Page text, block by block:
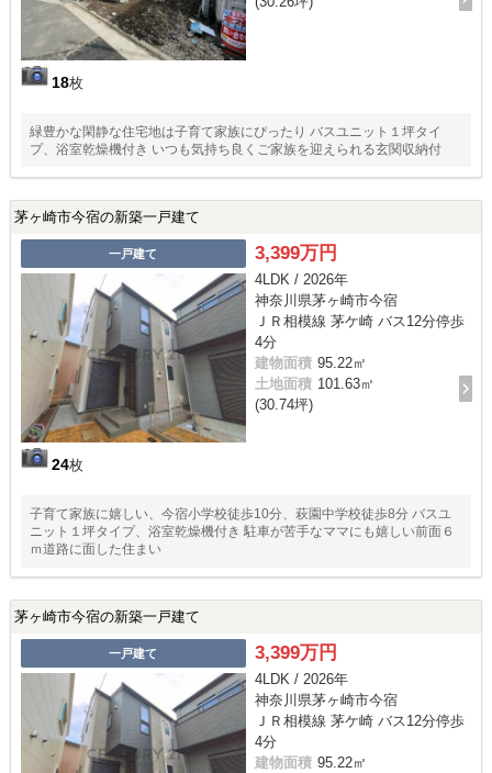
18枚
緑豊かな閑静な住宅地は子育て家族にぴったり バスユニット１坪タイ
プ、浴室乾燥機付き いつも気持ち良くご家族を迎えられる玄関収納付
茅ヶ崎市今宿の新築一戸建て
一戸建て
24枚
3,399万円
4LDK / 2026年
神奈川県茅ヶ崎市今宿
ＪＲ相模線 茅ケ崎 バス12分停歩
4分
建物面積 95.22㎡
土地面積 101.63㎡
(30.74坪)
子育て家族に嬉しい、今宿小学校徒歩10分、萩園中学校徒歩8分 バスユ
ニット１坪タイプ、浴室乾燥機付き 駐車が苦手なママにも嬉しい前面６
ｍ道路に面した住まい
茅ヶ崎市今宿の新築一戸建て
一戸建て 3,399万円
4LDK / 2026年
神奈川県茅ヶ崎市今宿
ＪＲ相模線 茅ケ崎 バス12分停歩
4分
建物面積 95.22㎡